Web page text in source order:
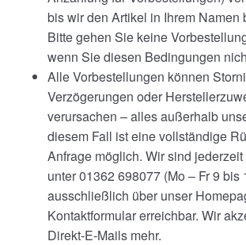
bis wir den Artikel in Ihrem Namen
Bitte gehen Sie keine
wenn Sie diesen Bedingungen
Alle Vorbestellungen können
Verzögerungen oder
verursachen – alles außerhalb
diesem Fall ist eine vollständige
Anfrage möglich. Wir sind
unter 01362 698077 (Mo – Fr 9 bis
ausschließlich über unser
Kontaktformular erreichbar. Wir
Direkt-E-Mails mehr.